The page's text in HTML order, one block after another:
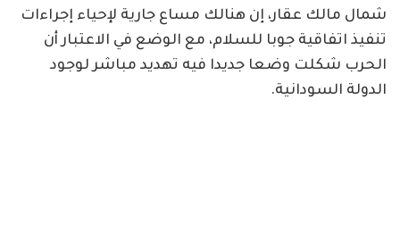
شمال مالك عقار، إن هنالك مساع جارية لإحياء إجراءات
تنفيذ اتفاقية جوبا للسلام، مع الوضع في الاعتبار أن
الحرب شكلت وضعا جديدا فيه تهديد مباشر لوجود
الدولة السودانية.